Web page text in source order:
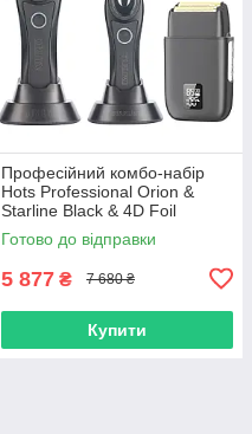
Професійний комбо-набір
Hots Professional Orion &
Starline Black & 4D Foil
(Orion+Starline+2012)
Готово до відправки
5 877 ₴ 7 680 ₴
Купити